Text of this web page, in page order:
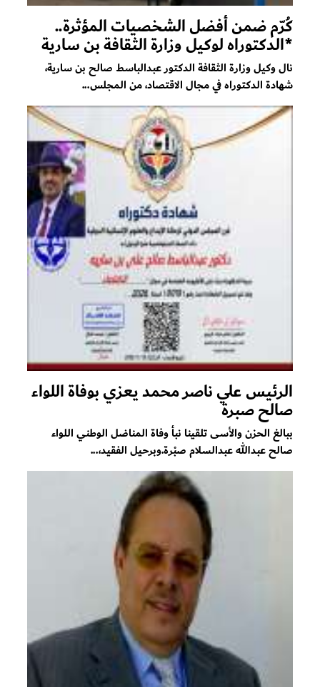
كُرّم ضمن أفضل الشخصيات المؤثرة..
*الدكتوراه لوكيل وزارة الثقافة بن سارية
نال وكيل وزارة الثقافة الدكتور عبدالباسط صالح بن سارية،
شهادة الدكتوراه في مجال الاقتصاد، من المجلس...
الرئيس علي ناصر محمد يعزي بوفاة اللواء
صالح صبرة
ببالغ الحزن والأسى تلقينا نبأ وفاة المناضل الوطني اللواء
صالح عبدالله عبدالسلام صبْرة.وبرحيل الفقيد،...